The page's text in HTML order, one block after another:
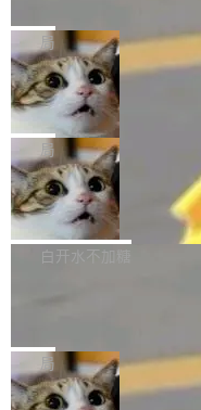
Harness 负责把能力落到
具、读写文件、管理上下文
环。崔添翼招人的标...
理解、推理、生成与编辑
量大小，将能力推进到4K
更复杂的视觉控制和可持
1，U1.5-Lite-Preview 在
提升： 原生支持4K图像生
理、细节与真实世界质感
生成与复杂版式组织； 更
nap。这次是 hwctl——一
硬件认证状态的命令行工
Alan Griffiths 在邮件列表
tl 是一个 Ubuntu 专有的
是 Ubuntu 专有的，不会
所以 deb 版本的受众实际
untu 用户在用，那用 snap
的。 从 deb 到 snap 的迁
hwlib 硬件 API 库的一部
局
Dario Amodei 担心新人
只为金钱，不为使命
顶级 AI 研究员在两家公
隔了几天。 Lilian Weng
离开 Thinking Machines
创始人的角色「太累了」
ation 就曝出她将重回
改进方向的研究。她是
一在人才争夺战中失血的
连失两员大将：Noam
局
FFmpeg 9.0 发布
FFmpeg 9.0 现已发布，
新日志列出的 9.0 版本主
er HE-AAC 960 解码
filter 添加 AMF Frame
白开水不加糖
Code 在 X 上发帖：「
tokens on August 1st. 5T
局